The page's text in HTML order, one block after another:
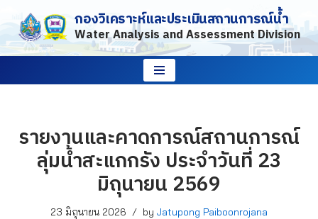
Skip
to
กองวิเคราะห์และประเมินสถานการณ์น้ำ
Water Analysis and Assessment Division
รายงานและคาดการณ์สถานการณ์
ลุ่มน้ำสะแกกรัง ประจำวันที่ 23
มิถุนายน 2569
23 มิถุนายน 2026 by Jatupong Paiboonrojana